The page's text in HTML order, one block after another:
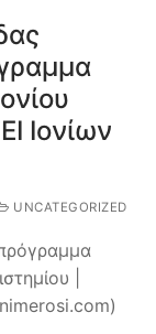
Ιονίων
UNCATEGORIZED
|